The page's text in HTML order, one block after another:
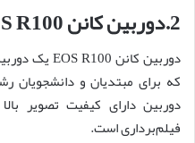
2.دوربین کانن EOS R100:
که برای مبتدیان و دانشجویان
دوربین دارای کیفیت تصویر
فیلم‌برداری است.